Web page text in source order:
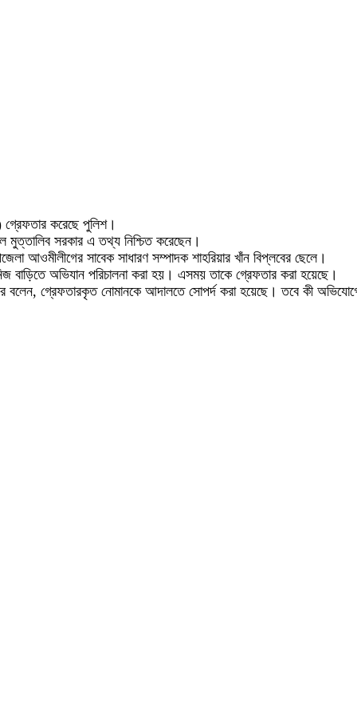
গ্রেফতার করেছে পুলিশ।
মুত্তালিব সরকার এ তথ্য নিশ্চিত করেছেন।
আওমীলীগের সাবেক সাধারণ সম্পাদক শাহরিয়ার খাঁন বিপ্লবের ছেলে।
বাড়িতে অভিযান পরিচালনা করা হয়। এসময় তাকে গ্রেফতার করা হয়েছে।
বলেন, গ্রেফতারকৃত নোমানকে আদালতে সোপর্দ করা হয়েছে। ‎তবে কী